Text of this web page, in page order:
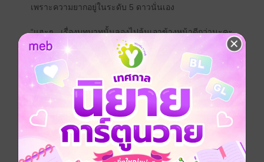
เพราะความยากอยู่ในระดับ 5 ดาวนั่นเอง
“แฮะๆ ..เรื่องบทบาทนั้นลองไปลุ้นเอาข้างหน้าดีกว่านะคะ
ตอนนี้คุณผู้เล่นควรจะนอนลงและเข้าเกมได้แล้ว”
ฉันถูกจับนอนลงในแคปซูลขนาดใหญ่ แถมยังไม่ได้ตกลง
เรื่องบทบาทกันเลยด้วยซ้ำ
“นะ..นี่ ฉันเป็นองค์หญิงใช่ไหม ต้องเป็นองค์หญิงนะ หรือ
จะเป็นคุณหนูตระกูลดยุคก็ได้แต่ไม่เอานักบุญหญิงนะ ไม่
เอานักบุญหญิงนะโว้ย!!”
“ติ้ง!”